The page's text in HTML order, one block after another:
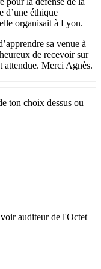
d’une éthique
organisait à Lyon.
sa venue à
de recevoir sur
attendue. Merci Agnès.
ton choix dessus ou
auditeur de l'Octet